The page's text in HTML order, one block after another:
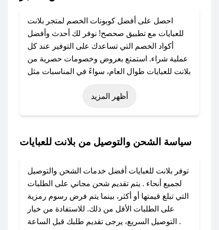
احصل على أفضل كوبونات الخصم لمتجر بلانت
للعبايات مع تطبيق صحصح! نوفر لك أحدث وأفضل
أكواد الخصم التي تساعدك على التوفير عند كل
عملية شراء. استمتع بعروض وخصومات حصرية من
بلانت للعبايات طوال العام، سواءً في المناسبات مثل
عيد الفطر، عيد الأضحى، الجمعة البيضاء (شهر
نوفمبر)، رمضان، اليوم الوطني، يوم التأسيس، أو
حتى عروض خاصة أخرى.
باستخدام تطبيق صحصح، يمكنك العثور بسهولة على
الكوبون، تواصل معنا عبر تويتر أو البريد الإلكتروني
لإضافته بسرعة.
### كيفية استخدام كود خصم بلانت للعبايات؟
1. انسخ كود الخصم من تطبيق صحصح.
أظهر المزيد
سياسة الشحن والتوصيل من بلانت للعبايات
توفر بلانت للعبايات أفضل خدمات الشحن والتوصيل
لجميع أنحاء . يتم تقديم شحن مجاني على الطلبات
التي تبلغ قيمتها أو أكثر، بينما يتم فرض رسوم رمزية
على الطلبات الأقل من ذلك. للاستفادة من خيار
التوصيل السريع، يرجى تقديم طلبك قبل الساعة .